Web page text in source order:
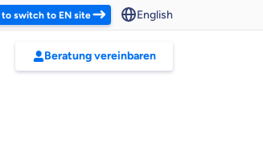
to switch to EN site English
Beratung vereinbaren